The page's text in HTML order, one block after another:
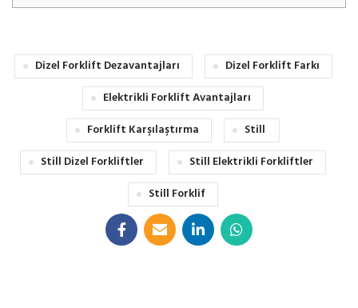
Dizel Forklift Dezavantajları
Dizel Forklift Farkı
Elektrikli Forklift Avantajları
Forklift Karşılaştırma
Still
Still Dizel Forkliftler
Still Elektrikli Forkliftler
Still Forklif